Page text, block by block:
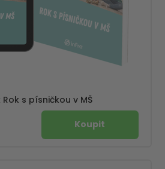
s písničkou v MŠ